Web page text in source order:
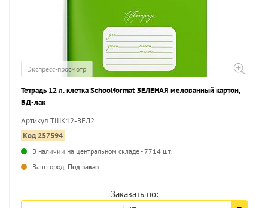
Экспресс-просмотр
Тетрадь 12 л. клетка Schoolformat ЗЕЛЕНАЯ мелованный картон,
ВД-лак
Артикул ТШК12-ЗЕЛ2
Код 257594
В наличии на центральном складе - 7714 шт.
Ваш город: Под заказ
Заказать по: